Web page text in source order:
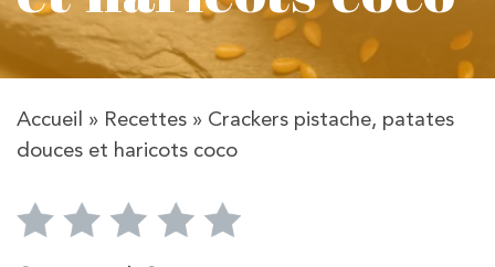
Accueil » Recettes » Crackers pistache, patates
douces et haricots coco